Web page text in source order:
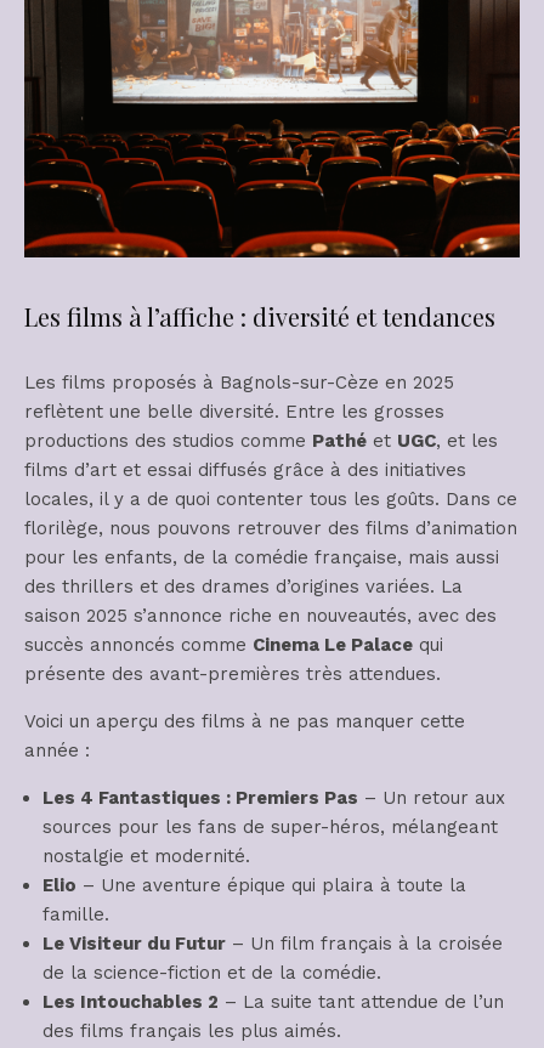
Les films à l’affiche : diversité et tendances
Les films proposés à Bagnols-sur-Cèze en 2025
reflètent une belle diversité. Entre les grosses
productions des studios comme Pathé et UGC, et les
films d’art et essai diffusés grâce à des initiatives
locales, il y a de quoi contenter tous les goûts. Dans ce
florilège, nous pouvons retrouver des films d’animation
pour les enfants, de la comédie française, mais aussi
des thrillers et des drames d’origines variées. La
saison 2025 s’annonce riche en nouveautés, avec des
succès annoncés comme Cinema Le Palace qui
présente des avant-premières très attendues.
Voici un aperçu des films à ne pas manquer cette
année :
Les 4 Fantastiques : Premiers Pas – Un retour aux
sources pour les fans de super-héros, mélangeant
nostalgie et modernité.
Elio – Une aventure épique qui plaira à toute la
famille.
Le Visiteur du Futur – Un film français à la croisée
de la science-fiction et de la comédie.
Les Intouchables 2 – La suite tant attendue de l’un
des films français les plus aimés.